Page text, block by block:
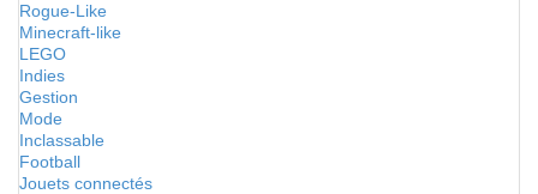
Rogue-Like
Minecraft-like
LEGO
Indies
Gestion
Mode
Inclassable
Football
Jouets connectés